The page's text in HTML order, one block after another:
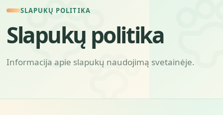
SLAPUKŲ POLITIKA
Slapukų politika
Informacija apie slapukų naudojimą svetainėje.